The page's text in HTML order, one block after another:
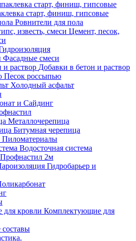
старт, финиш, гипсовые
Ровнители для пола
Цемент, песок,
Фасадные смеси
Добавки в бетон и раствор
Песок россыпью
Холодный асфальт
и Сайдинг
Металлочерепица
Битумная черепица
Пиломатериалы
Водосточная система
Профнастил 2м
Гидробарьер и
Комплектующие для